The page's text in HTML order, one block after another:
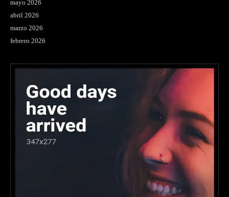
mayo 2026
abril 2026
marzo 2026
febrero 2026